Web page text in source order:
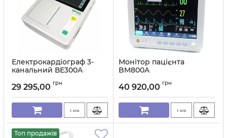
Електрокардіограф 3-
канальний ВЕ300А
29 295,00 грн
1 клік
Монітор пацієнта
BM800A
40 920,00 грн
1 клік
Топ продажів